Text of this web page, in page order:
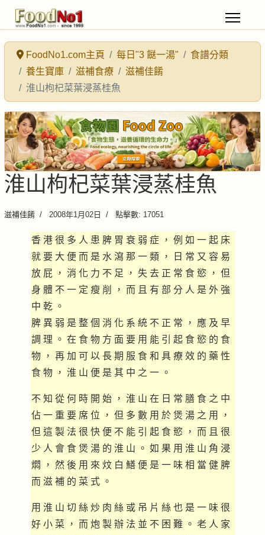
FoodNo1.com主頁 每日"3 餸一湯"
食譜分類
養生寶庫
滋補食療
滋補佳餚
淮山枸杞菜葉浸蒸桂魚
淮山枸杞菜葉浸蒸桂魚
滋補佳餚 2008年1月02日 點擊數: 17051
香 港 很 多 人 患 脾 胃 衰 弱 症 ， 例 如 一 起 床
就 要 大 便 而 是 水 瀉 那 一 類 ， 日 常 又 容 易
放 屁 ， 消 化 力 不 足 ， 失 去 正 常 食 慾 ， 但
身 體 不 一 定 瘦 削 ， 而 且 有 部 分 人 是 外 強
中 乾 。
脾 異 弱 是 整 個 消 化 系 統 不 正 常 ， 應 及 早
調 理 。 在 食 物 方 面 要 用 能 引 起 食 慾 的 食
物 ， 再 加 可 以 長 期 服 食 和 具 療 效 的 藥 性
食 物 ， 淮 山 便 是 其 中 之 一 。
不 知 從 何 時 開 始 ， 淮 山 在 日 常 膳 食 之 中
佔 一 重 要 席 位 ， 但 多 數 用 於 煲 湯 之 用 ，
但 這 製 法 很 快 便 不 能 引 起 食 慾 ， 而 且 很
少 人 會 食 煲 湯 的 淮 山 。 如 果 用 淮 山 角 浸
燜 ， 然 後 用 來 炆 白 鱔 便 是 一 味 相 當 健 脾
而 滋 補 的 菜 式 。
用 淮 山 切 絲 炒 肉 絲 或 吊 片 絲 也 是 一 味 很
好 小 菜 ， 而 炮 製 辦 法 並 不 困 難 。 老 人 家